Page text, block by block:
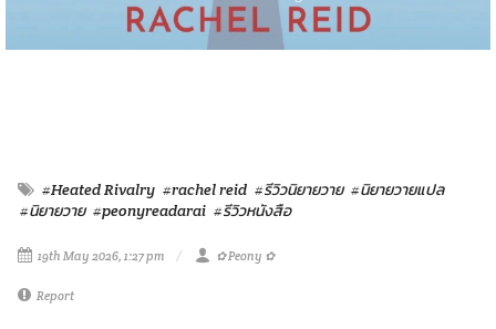
#Heated Rivalry #rachel reid #รีวิวนิยายวาย #นิยายวายแปล
#นิยายวาย #peonyreadarai #รีวิวหนังสือ
19th May 2026, 1:27 pm ✿ Peony ✿
Report